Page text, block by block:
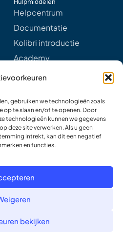
gebruiken we technologieën zoals
te slaan en/of te openen. Door
technologieën kunnen we gegevens
deze site verwerken. Als u geen
intrekt, kan dit een negatief
en functies.
bekijken
Helpcentrum
Documentatie
Kolibri introductie
Academy
Aankomende webinars &
websites voor makelaars